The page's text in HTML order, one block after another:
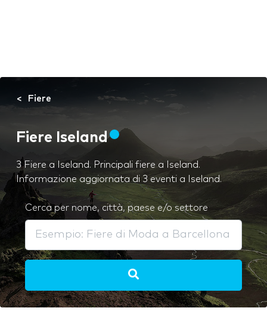
Fiere
Fiere Iseland
3 Fiere a Iseland. Principali fiere a Iseland.
Informazione aggiornata di 3 eventi a Iseland.
Cerca per nome, città, paese e/o settore